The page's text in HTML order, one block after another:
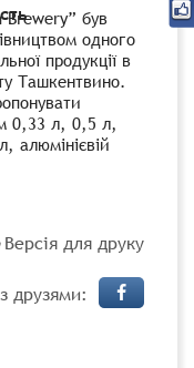
був
одного
продукції в
Ташкентвино.
0,33 л, 0,5 л,
алюмінієвій
Версія для друку
друзями: